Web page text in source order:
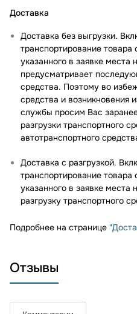
Доставка
Доставка без выгрузки.
транспортирование товара
указанного в заявке места
предусматривает
средства. Поэтому во
средства и возникновения
службы просим Вас
разгрузки транспортного
автотранспортного
Доставка с разгрузкой.
транспортирование товара
указанного в заявке
разгрузку транспортного
Подробнее на странице
Отзывы